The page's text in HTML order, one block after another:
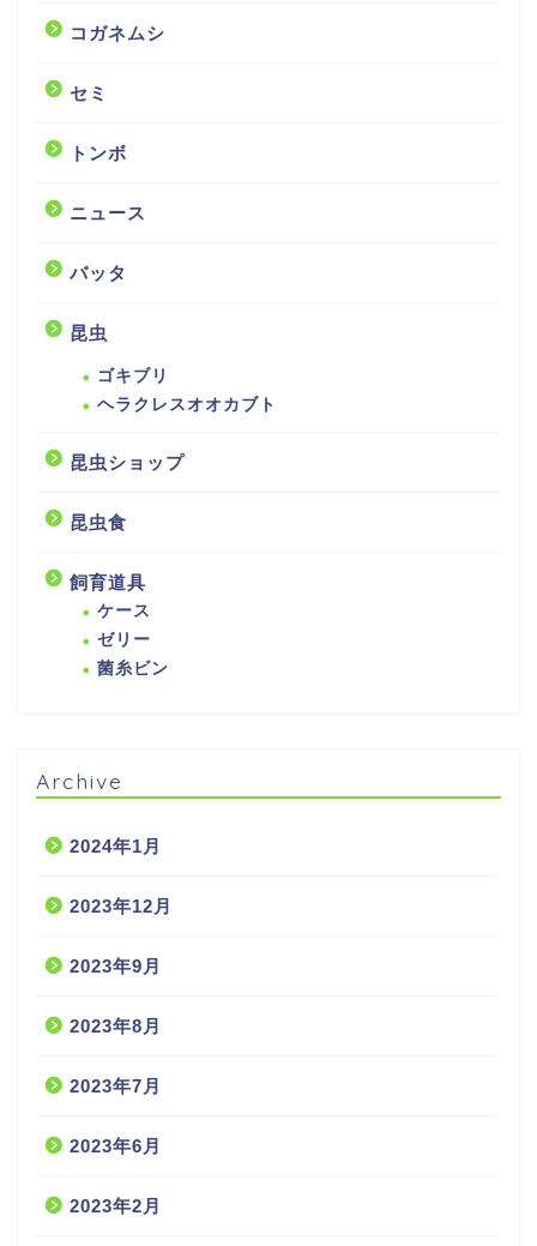
コガネムシ
セミ
トンボ
ニュース
バッタ
昆虫
ゴキブリ
ヘラクレスオオカブト
昆虫ショップ
昆虫食
飼育道具
ケース
ゼリー
菌糸ビン
Archive
2024年1月
2023年12月
2023年9月
2023年8月
2023年7月
2023年6月
2023年2月